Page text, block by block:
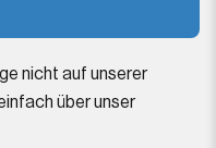
nicht auf unserer
über unser